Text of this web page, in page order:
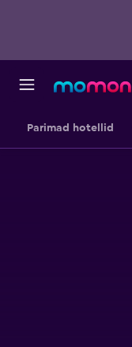
Parimad hotellid